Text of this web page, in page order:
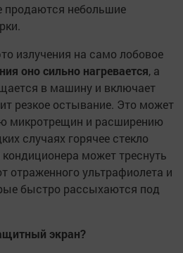
продаются небольшие
излучения на само лобовое
оно сильно нагревается, а
в машину и включает
резкое остывание. Это может
микротрещин и расширению
случаях горячее стекло
может треснуть
отраженного ультрафиолета и
быстро рассыхаются под
экран?